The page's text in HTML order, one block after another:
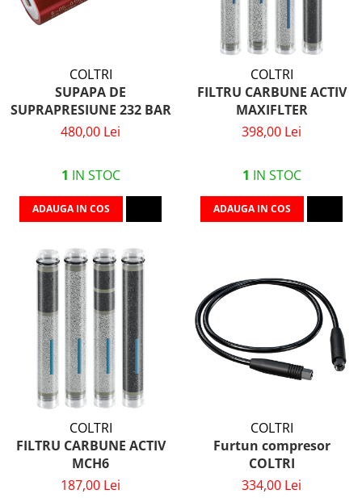
COLTRI
SUPAPA DE
SUPRAPRESIUNE 232 BAR
480,00 Lei
1 IN STOC
ADAUGA IN COS
COLTRI
FILTRU CARBUNE ACTIV
MAXIFLTER
398,00 Lei
1 IN STOC
ADAUGA IN COS
COLTRI
FILTRU CARBUNE ACTIV
MCH6
187,00 Lei
COLTRI
Furtun compresor
COLTRI
334,00 Lei